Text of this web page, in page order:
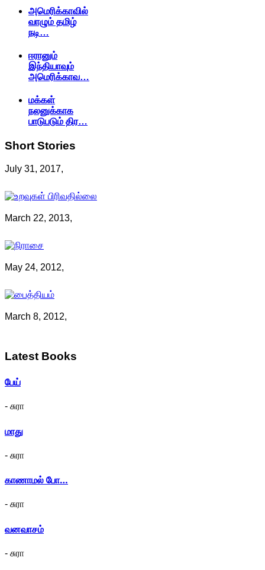
அமெரிக்காவில்
வாழும் தமிழ்
நடி…
ஈரானும்
இந்தியாவும்
அமெரிக்காவ…
மக்கள்
நலனுக்காக
பாடுபடும் திர…
Short Stories
July 31, 2017,
March 22, 2013,
May 24, 2012,
March 8, 2012,
Latest Books
பேய்
- சுரா
மாது
- சுரா
காணாமல் போ…
- சுரா
வனவாசம்
- சுரா